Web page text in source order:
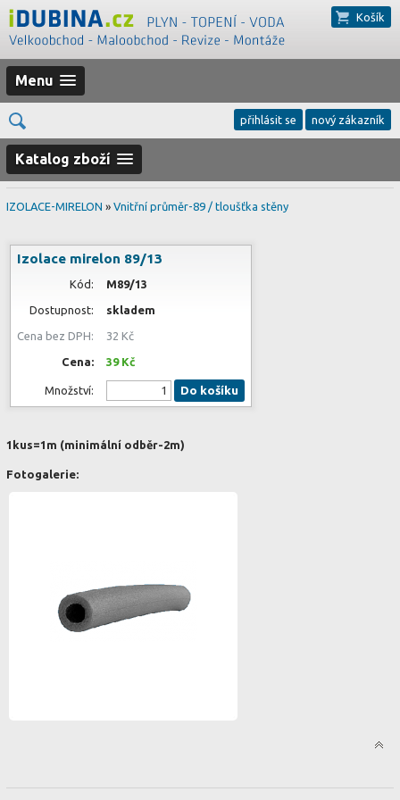
Košík
Menu
přihlásit se nový zákazník
Katalog zboží
IZOLACE-MIRELON » Vnitřní průměr-89 / tloušťka stěny
Izolace mirelon 89/13
Kód: M89/13
Dostupnost: skladem
Cena bez DPH: 32 Kč
Cena: 39 Kč
Množství: Do košíku
1kus=1m (minimální odběr-2m)
Fotogalerie: